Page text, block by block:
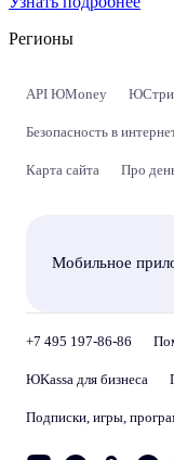
Регионы
API ЮMoney
Безопасность в
Карта сайта Про
Мобильное
+7 495 197-86-86
ЮKassa для бизнеса
Подписки, игры,